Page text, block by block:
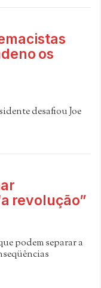
os
desafiou Joe
revolução”
podem separar a